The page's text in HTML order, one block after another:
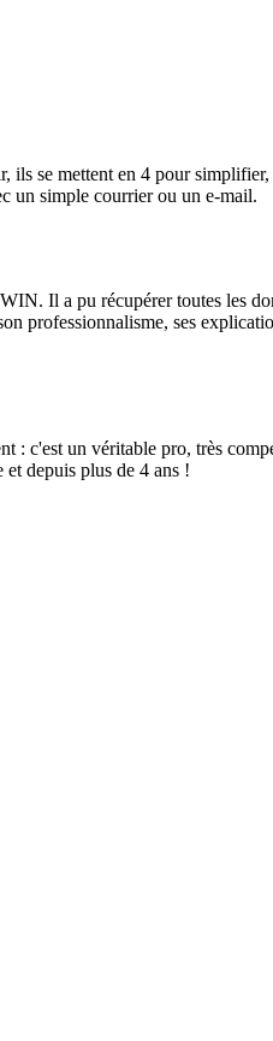
se mettent en 4 pour
un simple courrier ou un e-mail.
Il a pu récupérer toutes les
professionnalisme, ses
c'est un véritable pro, très
depuis plus de 4 ans !